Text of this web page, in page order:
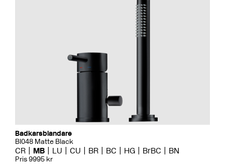
Badkarsblandare
BI048 Matte Black
CR MB LU CU BR BC HG BrBC BN
Pris 9995 kr